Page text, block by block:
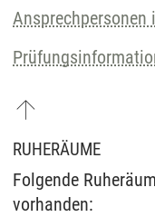
Ansprechpersonen
RUHERÄUME
Folgende
vorhanden: